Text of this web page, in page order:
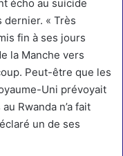
écho au suicide
dernier. « Très
fin à ses jours
la Manche vers
Peut-être que les
Uni prévoyait
Rwanda n’a fait
un de ses